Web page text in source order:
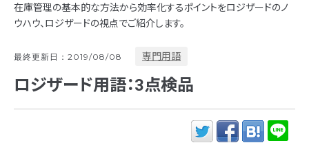
在庫管理の基本的な方法から効率化するポイントをロジザードのノ
ウハウ、ロジザードの視点でご紹介します。
最終更新日：2019/08/08 専門用語
ロジザード用語：3点検品